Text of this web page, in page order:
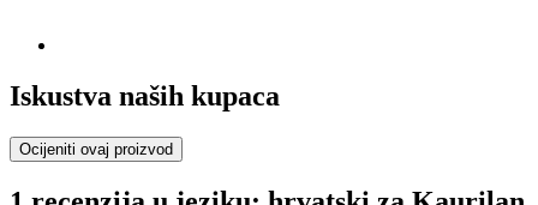
Iskustva naših kupaca
Ocijeniti ovaj proizvod